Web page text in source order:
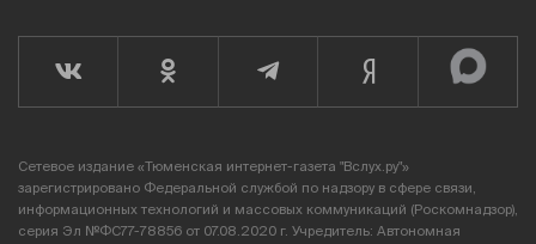
Сетевое издание «Тюменская интернет-газета "Вслух.ру"»
зарегистрировано Федеральной службой по надзору в сфере связи,
информационных технологий и массовых коммуникаций (Роскомнадзор),
серия Эл №ФС77-78856 от 07.08.2020 г. Учредитель: Автономная